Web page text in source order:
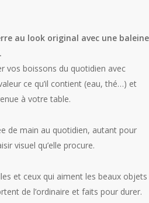
au look original avec une baleine
vos boissons du quotidien avec
ce qu’il contient (eau, thé…) et
à votre table.
de main au quotidien, autant pour
visuel qu’elle procure.
et ceux qui aiment les beaux objets
de l’ordinaire et faits pour durer.